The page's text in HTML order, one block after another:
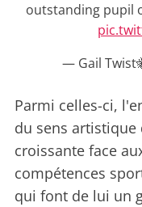
outstanding pupil
— Gail
Parmi celles-ci,
du sens artistique
croissante face
compétences
qui font de lui un